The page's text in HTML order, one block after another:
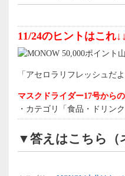
11/24のヒントはこれ
「アセロラリフレッシュだよ
マスクドライダー17号から
・カテゴリ「食品・ドリン
▼答えはこちら（